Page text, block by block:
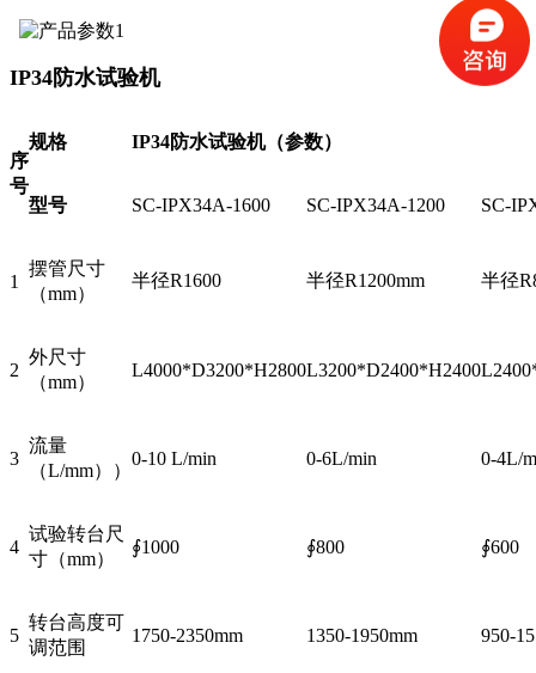
IP34防水试验机
序
号
规格 IP34防水试验机（参数）
型号 SC-IPX34A-1600 SC-IPX34A-1200 SC-
1
摆管尺寸
（mm）
半径R1600 半径R1200mm 半径
2
外尺寸
（mm）
L4000*D3200*H2800L3200*D2400*H2400
3
流量
（L/mm））
0-10 L/min 0-6L/min 0-4L/
4
试验转台尺
寸（mm）
∮1000 ∮800 ∮600
5
转台高度可
调范围
1750-2350mm 1350-1950mm 950-